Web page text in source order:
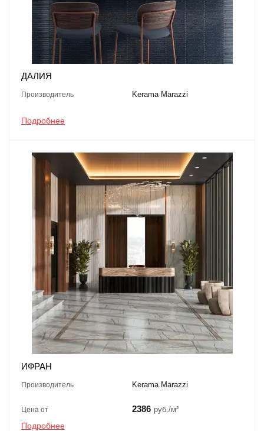
ДАЛИЯ
Производитель Kerama Marazzi
Подробнее
ИФРАН
Производитель Kerama Marazzi
Цена от 2386 руб./м²
Подробнее